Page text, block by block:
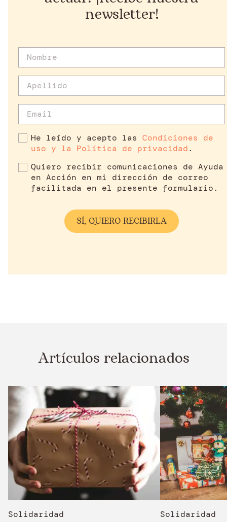
newsletter!
He leído y acepto las Condiciones de
uso y la Política de privacidad.
Quiero recibir comunicaciones de Ayuda
en Acción en mi dirección de correo
facilitada en el presente formulario.
Artículos relacionados
Solidaridad Solidaridad